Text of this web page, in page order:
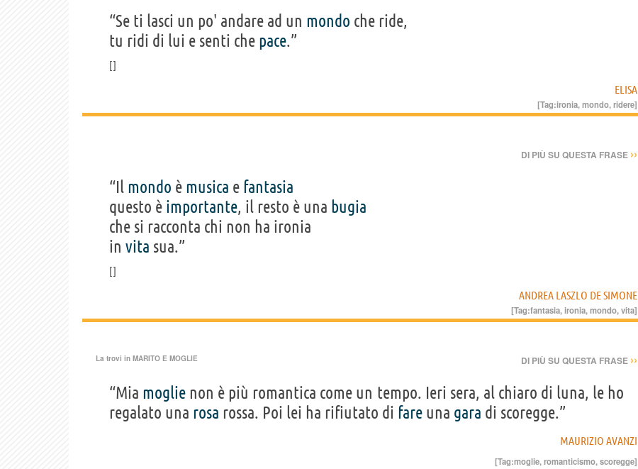
“Se ti lasci un po' andare ad un mondo che ride,
tu ridi di lui e senti che pace.”
ELISA
[Tag:ironia,mondo,ridere]
DI PIÙ SU QUESTA FRASE ››
“Il mondo è musica e fantasia
questo è importante, il resto è una bugia
che si racconta chi non ha ironia
in vita sua.”
ANDREA LASZLO DE SIMONE
[Tag:fantasia,ironia,mondo,vita]
La trovi in MARITO E MOGLIE DI PIÙ SU QUESTA FRASE ››
“Mia moglie non è più romantica come un tempo. Ieri sera, al chiaro di luna, le ho
regalato una rosa rossa. Poi lei ha rifiutato di fare una gara di scoregge.”
MAURIZIO AVANZI
[Tag:moglie,romanticismo,scoregge]